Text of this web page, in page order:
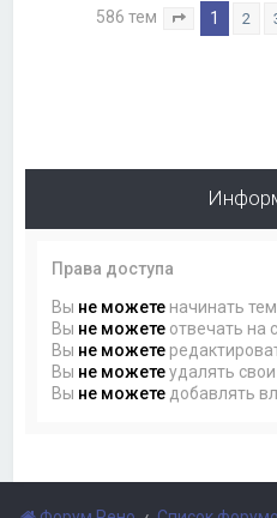
586 тем Страница
1 2
Права доступа
Вы не можете начинать
Вы не можете отвечать на
Вы не можете
Вы не можетеудалять
Вы не можете добавлять